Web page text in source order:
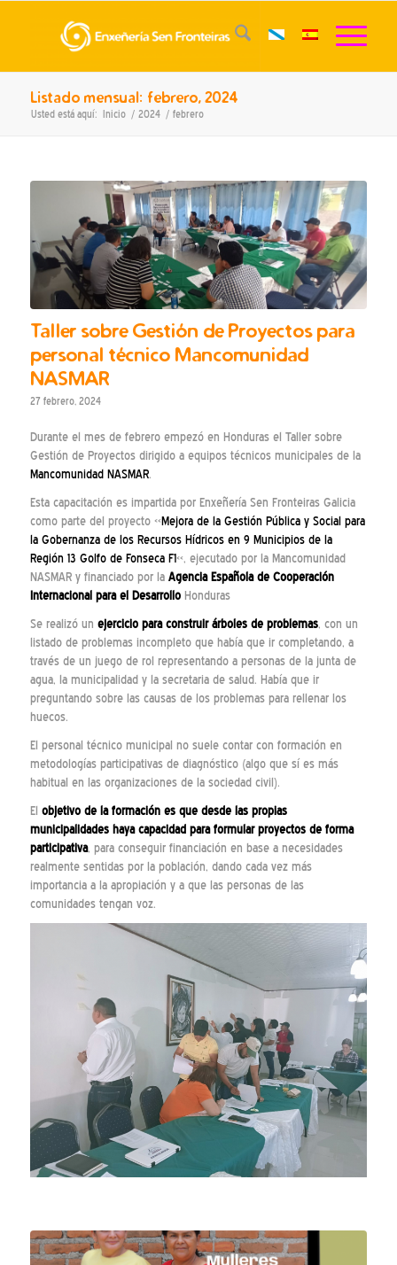
Listado mensual: febrero, 2024
Usted está aquí: Inicio / 2024 / febrero
Taller sobre Gestión de Proyectos para
personal técnico Mancomunidad
NASMAR
27 febrero, 2024
Durante el mes de febrero empezó en Honduras el Taller sobre
Gestión de Proyectos dirigido a equipos técnicos municipales de la
Mancomunidad NASMAR.
Esta capacitación es impartida por Enxeñería Sen Fronteiras Galicia
como parte del proyecto « Mejora de la Gestión Pública y Social para
la Gobernanza de los Recursos Hídricos en 9 Municipios de la
Región 13 Golfo de Fonseca F1«, ejecutado por la Mancomunidad
NASMAR y financiado por la Agencia Española de Cooperación
Internacional para el DesarrolloHonduras
Se realizó un ejercicio para construir árboles de problemas, con un
listado de problemas incompleto que había que ir completando, a
través de un juego de rol representando a personas de la junta de
agua, la municipalidad y la secretaria de salud. Había que ir
preguntando sobre las causas de los problemas para rellenar los
huecos.
El personal técnico municipal no suele contar con formación en
metodologías participativas de diagnóstico (algo que sí es más
habitual en las organizaciones de la sociedad civil).
El objetivo de la formación es que desde las propias
municipalidades haya capacidad para formular proyectos de forma
participativa, para conseguir financiación en base a necesidades
realmente sentidas por la población, dando cada vez más
importancia a la apropiación y a que las personas de las
comunidades tengan voz.